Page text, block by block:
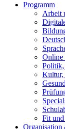
Programm
Arbeit
Online
Politik,
Kultur,
Fit